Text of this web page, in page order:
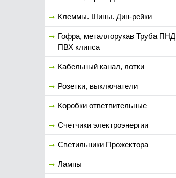
Клеммы. Шины. Дин-рейки
Гофра, металлорукав Труба ПНД
ПВХ клипса
Кабельный канал, лотки
Розетки, выключатели
Коробки ответвительные
Счетчики электроэнергии
Светильники Прожектора
Лампы